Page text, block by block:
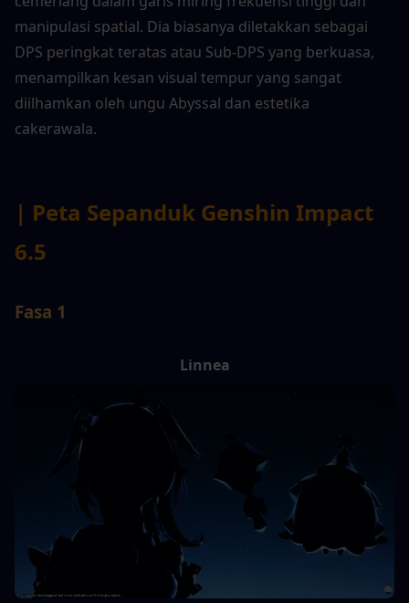
manipulasi spatial. Dia biasanya diletakkan sebagai
DPS peringkat teratas atau Sub-DPS yang berkuasa,
menampilkan kesan visual tempur yang sangat
diilhamkan oleh ungu Abyssal dan estetika
cakerawala.
| Peta Sepanduk Genshin Impact
6.5
Fasa 1
Linnea